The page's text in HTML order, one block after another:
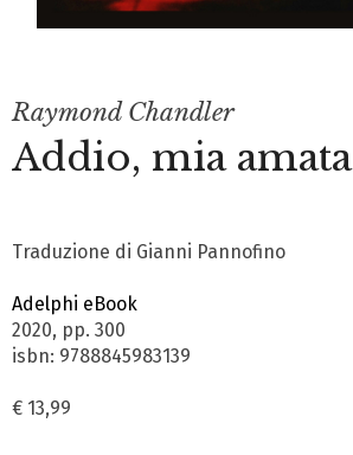
Raymond Chandler
Addio, mia amata
Traduzione di Gianni Pannofino
Adelphi eBook
2020, pp. 300
isbn: 9788845983139
€ 13,99